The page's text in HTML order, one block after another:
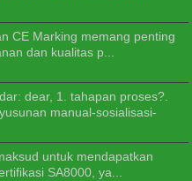
CE Marking memang penting
dan kualitas p...
dear, 1. tahapan proses?.
manual-sosialisasi-
untuk mendapatkan
SA8000, ya...